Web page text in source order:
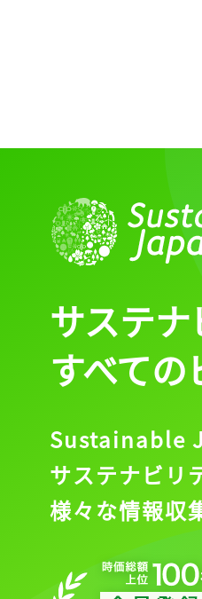
サステ
すべて
Sustainable
サステナビリ
様々な情報収